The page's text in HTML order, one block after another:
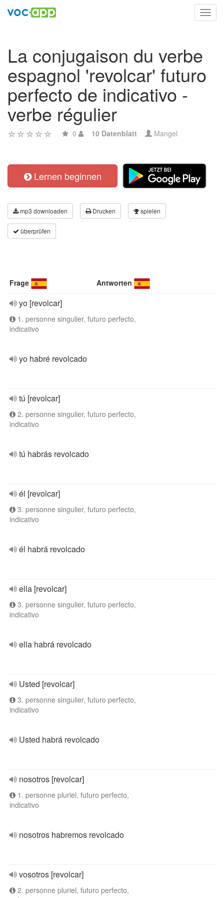
La conjugaison du verbe
espagnol 'revolcar' futuro
perfecto de indicativo -
verbe régulier
0 10 Datenblatt Mangel
Lernen beginnen
mp3 downloaden Drucken spielen
überprüfen
Frage Antworten
yo [revolcar]
1. personne singulier, futuro perfecto,
indicativo
yo habré revolcado
tú [revolcar]
2. personne singulier, futuro perfecto,
indicativo
tú habrás revolcado
él [revolcar]
3. personne singulier, futuro perfecto,
indicativo
él habrá revolcado
ella [revolcar]
3. personne singulier, futuro perfecto,
indicativo
ella habrá revolcado
Usted [revolcar]
3. personne singulier, futuro perfecto,
indicativo
Usted habrá revolcado
nosotros [revolcar]
1. personne pluriel, futuro perfecto,
indicativo
nosotros habremos revolcado
vosotros [revolcar]
2. personne pluriel, futuro perfecto,